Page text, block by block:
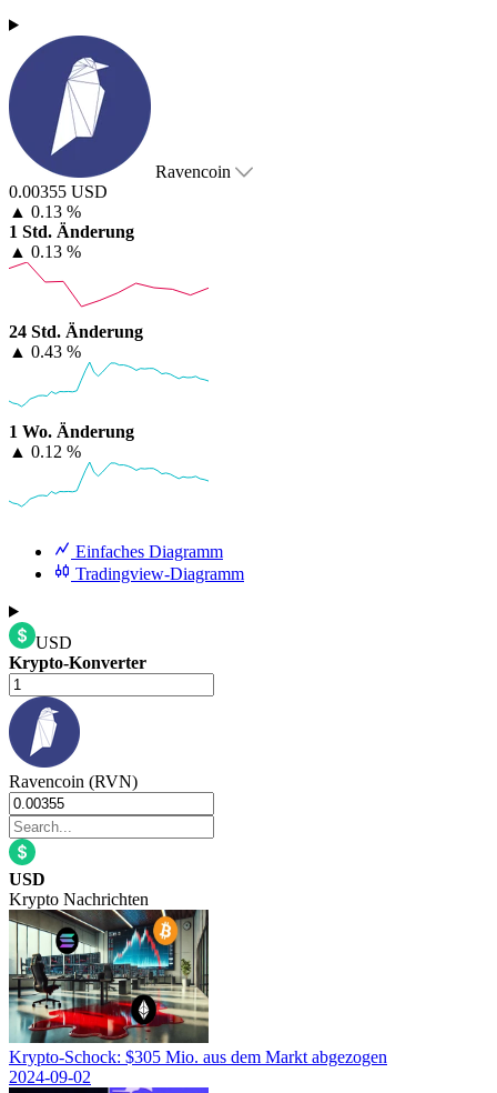
Ravencoin
0.00355 USD
▲ 0.13 %
1 Std. Änderung
▲ 0.13 %
24 Std. Änderung
▲ 0.43 %
1 Wo. Änderung
▲ 0.12 %
Einfaches Diagramm
Tradingview-Diagramm
USD
Krypto-Konverter
Ravencoin (RVN)
USD
Krypto Nachrichten
Krypto-Schock: $305 Mio. aus dem Markt abgezogen
2024-09-02